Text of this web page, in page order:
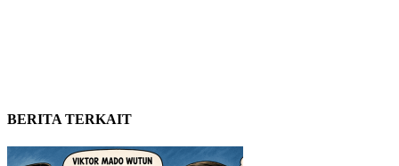
BERITA TERKAIT